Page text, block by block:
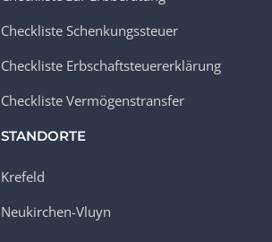
Checkliste Schenkungssteuer
Checkliste Erbschaftsteuererklärung
Checkliste Vermögenstransfer
STANDORTE
Krefeld
Neukirchen-Vluyn